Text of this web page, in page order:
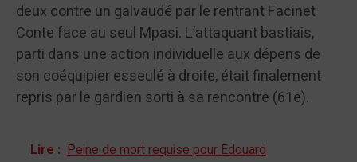
deux contre un galvaudé par le rentrant Facinet
Conte face au seul Mpasi. L’attaquant bastiais,
parti dans une action individuelle aux dépens de
son coéquipier esseulé à droite, était finalement
repris par le gardien sorti à sa rencontre (61e).
Lire : Peine de mort requise pour Edouard